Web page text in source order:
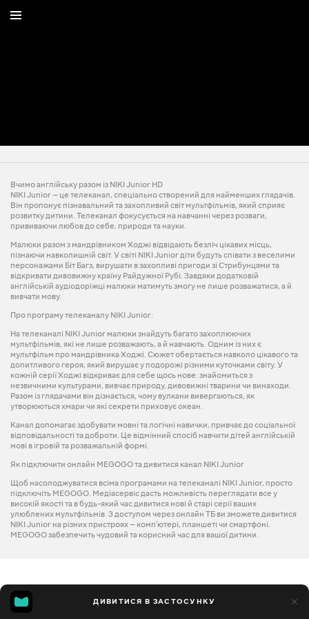
ДИВИТИСЯ В ЗАСТОСУНКУ
Вчимо англійську разом із NIKI Junior HD
NIKI Junior — це телеканал, спеціально створений для найменших глядачів.
Він пропонує пізнавальний та захопливий світ мультфільмів, який сприяє
розвитку дитини. Телеканал фокусується на навчанні через розваги,
прививаючи любов до себе, природи та науки.
Малюки разом з мандрівником Ходжі відвідають безліч цікавих місць,
пізнаючи навколишній світ. У світі NIKI Junior діти будуть співати з веселими
персонажами Біт Багз, вирушати в захопливі пригоди зі Стрибунцями та
відкривати дивовижну країну Райдужної Рубі. Завдяки додатковій
англійській аудіодоріжці малюки матимуть змогу не лише розважатися, а й
вивчати мову.
Про програму телеканалу NIKI Junior:
На телеканалі NIKI Junior малюки знайдуть багато захоплюючих
мультфільмів, які не лише розважають, а й навчають. Одним із них є
мультфільм про мандрівника Ходжі. Сюжет обертається навколо цікавого та
допитливого героя, який вирушає у подорожі різними куточками світу. У
кожній серії Ходжі відкриває для себе щось нове: знайомиться з
незвичними культурами, вивчає природу, дивовижні тварини чи винаходи.
Разом із глядачами він дізнається, чому вулкани вивергаються, як
утворюються хмари чи які секрети приховує океан.
Канал допомагає здобувати мовні та логічні навички, привчає до соціальної
відповідальності та доброти. Це відмінний спосіб навчити дітей англійській
мові в ігровій та розважальній формі.
Як підключити онлайн MEGOGO та дивитися канал NIKI Junior
Щоб насолоджуватися всіма програмами на телеканалі NIKI Junior, просто
підключіть MEGOGO. Медіасервіс дасть можливість переглядати все у
високій якості та в будь-який час дивитися нові й старі серії ваших
улюблених мультфільмів. З доступом через онлайн ТБ ви зможете дивитися
NIKI Junior на різних пристроях — комп’ютері, планшеті чи смартфоні.
MEGOGO забезпечить чудовий та корисний час для вашої дитини.